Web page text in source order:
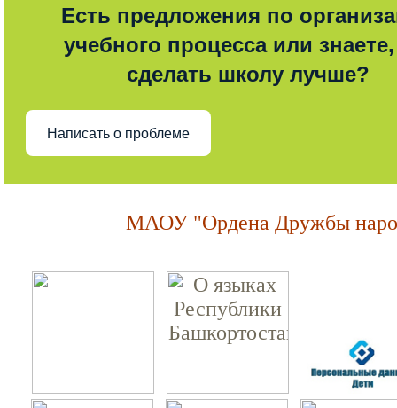
Есть предложения по
учебного процесса или знаете,
сделать школу лучше?
Написать о проблеме
МАОУ "Ордена Дружбы